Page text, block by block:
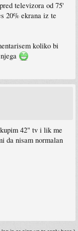
televizora od 75'
20% ekrana iz te
koliko bi
42" tv i lik me
da nisam normalan